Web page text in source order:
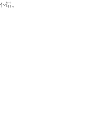
错。